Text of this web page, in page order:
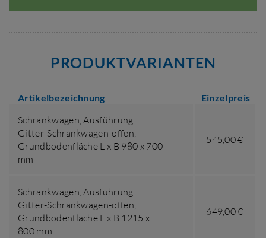
PRODUKTVARIANTEN
Artikelbezeichnung Einzelpreis
Schrankwagen,Ausführung
Gitter-Schrankwagen-offen,
Grundbodenfläche L x B 980 x 700
mm
545,00 €
Schrankwagen,Ausführung
Gitter-Schrankwagen-offen,
Grundbodenfläche L x B 1215 x
800 mm
649,00 €